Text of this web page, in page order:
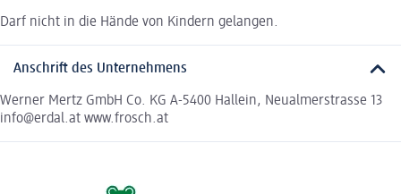
Darf nicht in die Hände von Kindern gelangen.
Anschrift des Unternehmens
Werner Mertz GmbH Co. KG A-5400 Hallein, Neualmerstrasse 13
info@erdal.at www.frosch.at